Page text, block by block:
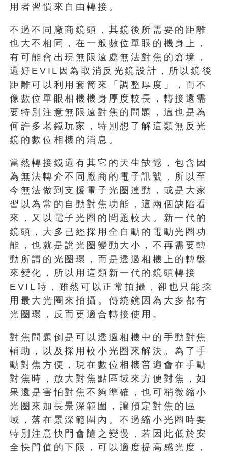
用者習慣來自由轉接。
不過不同廠商鏡頭，其鏡後所需要的距離
也大不相同，在一般數位單眼的機身上，
有可能會出現無限遠處無法對焦的窘境，
還好EVIL因為取消反光鏡設計，所以鏡後
距離可以利用套筒來「調整厚度」，而不
像數位單眼相機機身厚度較長，轉接還需
要特別注意無限遠對焦的問題，這也是為
何許多老鏡玩家，特別想了解這類無反光
鏡的數位相機的消息。
當然轉接鏡還有其它的天生缺憾，包含因
為無法轉介不同廠商的電子訊號，所以至
今無法做到支援電子光圈連動，或是大家
習以為常的自動對焦功能，這兩個缺陷看
來，又以電子光圈的問題較大。新一代的
鏡頭，大多已經採用全自動的電動光圈功
能，也就是說光圈變動大小，不再需要轉
動所謂的光圈環，而是透過相機上的轉盤
來變化，所以用這類新一代的鏡頭轉接
EVIL時，雖然可以正常拍攝，卻也只能採
用最大光圈來拍攝。傳統鏡因為大多都有
光圈環，反而更適合轉接使用。
對焦問題倒是可以透過相機中的手動對焦
輔助，以及採用較小光圈來解決。為了手
動對焦方便，現在數位相機普遍會在手動
對焦時，放大對焦點區域來方便對焦，如
果還是害怕對焦不夠準確，也可稍微縮小
光圈來加長景深範圍，讓預定對焦的區
域，落在景深範圍內。不過縮小光圈時要
特別注意快門會隨之變慢，若因此低於安
全快門值的下限，可以適度提高感光度，